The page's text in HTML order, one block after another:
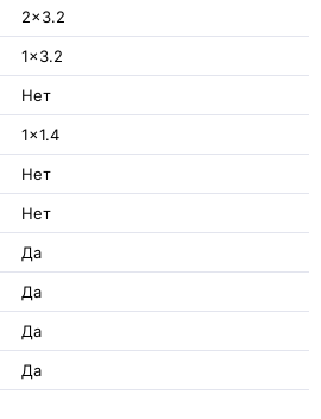
2x3.2
1x3.2
Нет
1x1.4
Нет
Нет
Да
Да
Да
Да